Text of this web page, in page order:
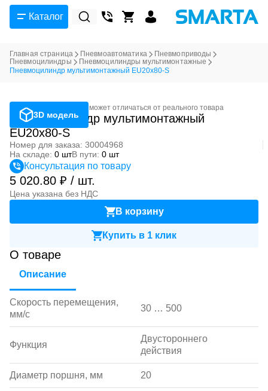
Каталог
Главная страница Пневмоавтоматика
Пневмоприводы
Пневмоцилиндры
Пневмоцилиндры мультимонтажные
Пневмоцилиндр мультимонтажный EU20x80-S
3D модель
Фотография может отличаться от реального товара
Пневмоцилиндр мультимонтажный
EU20x80-S
Номер для заказа: 30004968
На складе: 0 штВ пути: 0 шт
Консультация по товару
5 020.80 ₽ / шт.
Цена указана без НДС
В корзину
Купить в 1 клик
О товаре
Описание
Скорость перемещения,
мм/с
30 … 500
Функция
Двустороннего
действия
Диаметр поршня, мм 20